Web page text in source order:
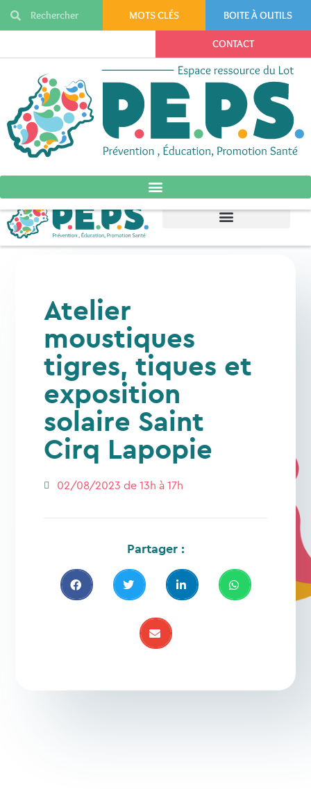
MOTS CLÉS BOITE À OUTILS
CONTACT
Atelier
moustiques
tigres, tiques et
exposition
solaire Saint
Cirq Lapopie
02/08/2023 de 13h à 17h
Partager :